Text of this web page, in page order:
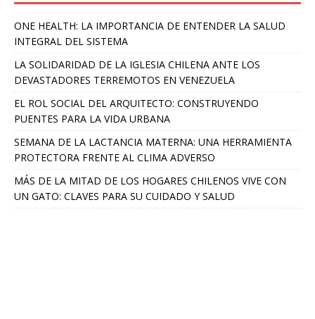
ONE HEALTH: LA IMPORTANCIA DE ENTENDER LA SALUD
INTEGRAL DEL SISTEMA
LA SOLIDARIDAD DE LA IGLESIA CHILENA ANTE LOS
DEVASTADORES TERREMOTOS EN VENEZUELA
EL ROL SOCIAL DEL ARQUITECTO: CONSTRUYENDO
PUENTES PARA LA VIDA URBANA
SEMANA DE LA LACTANCIA MATERNA: UNA HERRAMIENTA
PROTECTORA FRENTE AL CLIMA ADVERSO
MÁS DE LA MITAD DE LOS HOGARES CHILENOS VIVE CON
UN GATO: CLAVES PARA SU CUIDADO Y SALUD